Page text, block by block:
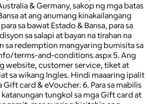
& Germany, sakop ng mga batas
at ang anumang kinakailangang
sa bawat Estado & Bansa, para sa
sa salapi at bayan na tirahan na
sa redemption mangyaring bumisita sa
terms-and-conditions.aspx 5. Ang
website, customer service, tiket at
sa wikang Ingles. Hindi maaaring ipalit
card & eVoucher. 6. Para sa mabilis
tungkol sa mga Gift card at